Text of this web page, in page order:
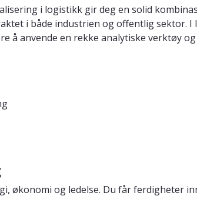
i logistikk gir deg en solid
i både industrien og offentlig sektor. I
å anvende en rekke analytiske verktøy
økonomi og ledelse. Du får ferdigheter